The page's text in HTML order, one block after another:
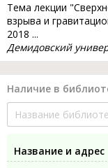
Тема лекции
взрыва и
2018 ...
Демидовский
Наличие в
Название и адрес